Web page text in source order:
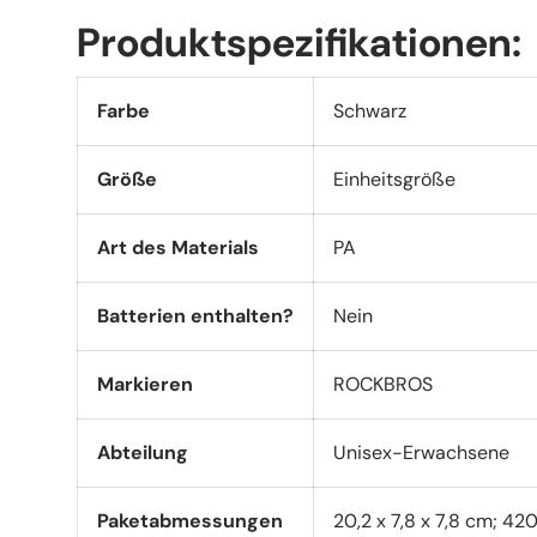
Produktspezifikationen:
Farbe Schwarz
Größe Einheitsgröße
Art des Materials PA
Batterien enthalten? Nein
Markieren ROCKBROS
Abteilung Unisex-Erwachsene
Paketabmessungen 20,2 x 7,8 x 7,8 cm;